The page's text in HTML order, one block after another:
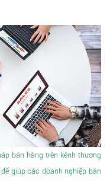
bán hàng trên kênh thương
giúp các doanh nghiệp bán